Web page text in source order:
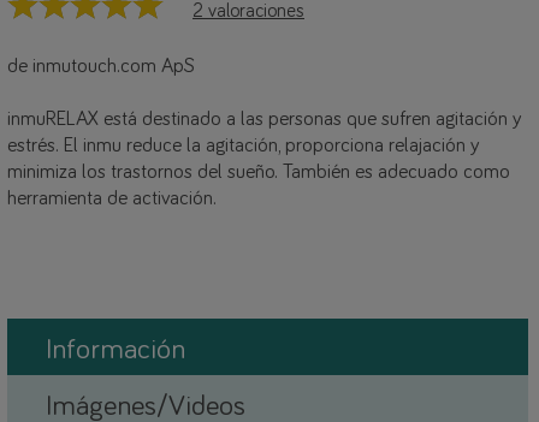
2 valoraciones
de inmutouch.com ApS
inmuRELAX está destinado a las personas que sufren agitación y
estrés. El inmu reduce la agitación, proporciona relajación y
minimiza los trastornos del sueño. También es adecuado como
herramienta de activación.
Información
Imágenes/Videos